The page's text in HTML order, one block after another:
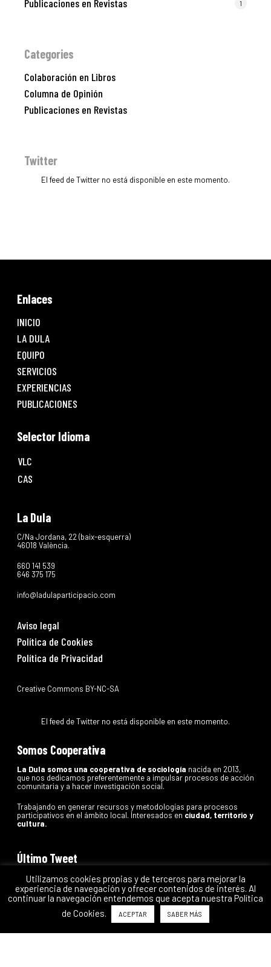
Publicaciones en Revistas 1
Categories
Colaboración en Libros
Columna de Opinión
Publicaciones en Revistas
Twitter
El feed de Twitter no está disponible en este momento.
Enlaces
INICIO
LA DULA
EQUIPO
SERVICIOS
EXPERIENCIAS
PUBLICACIONES
Selector Idioma
VLC
CAS
La Dula
C/Na Jordana, 22 (baix-esquerra)
46018 València.
660 141 539
646 375 175
info@ladulaparticipacio.com
Aviso legal
Política de Cookies
Política de Privacidad
Creative Commons BY-NC-SA
El feed de Twitter no está disponible en este momento.
Somos Cooperativa
La Dula somos una cooperativa de sociología nacida en 2013,
que nos dedicamos preferentemente a impulsar procesos de acción
comunitaria y a hacer investigación social.
Trabajando en generar recursos y metodologías para procesos
participativos en el ámbito local. Interesados en ciudad, territorio y
cultura.
Último Tweet
El feed de Twitter no está disponible en este momento.
La DulaCoop.
Utilizamos cookies propias y de terceros para mejorar la
experiencia de navegación y ofrecer contenidos de interés. Al
continuar la navegación entendemos que acepta nuestra Política
de Cookies.
ACEPTAR SABER MÁS